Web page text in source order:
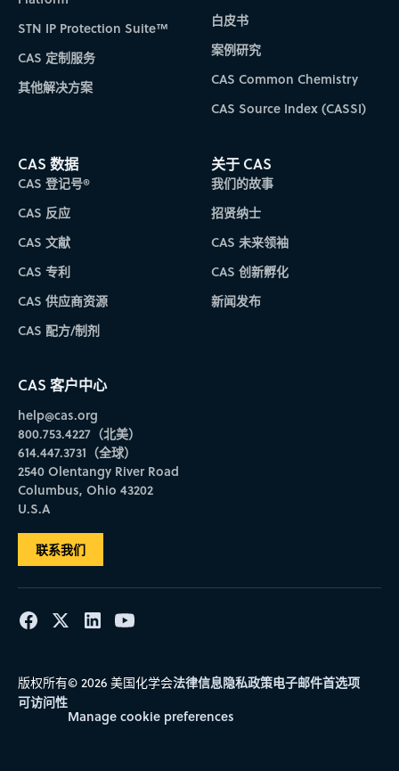
STN IP Protection Suite™
CAS 定制服务
其他解决方案
白皮书
案例研究
CAS Common Chemistry
CAS Source Index (CASSI)
CAS 数据
CAS 登记号®
CAS 反应
CAS 文献
CAS 专利
CAS 供应商资源
CAS 配方/制剂
关于 CAS
我们的故事
招贤纳士
CAS 未来领袖
CAS 创新孵化
新闻发布
CAS 客户中心
help@cas.org
800.753.4227（北美）
614.447.3731（全球）
2540 Olentangy River Road
Columbus, Ohio 43202
U.S.A
联系我们
版权所有© 2026 美国化学会法律信息隐私政策电子邮件首选项
可访问性
Manage cookie preferences